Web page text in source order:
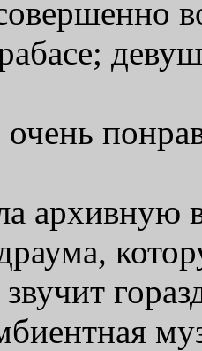
архивную